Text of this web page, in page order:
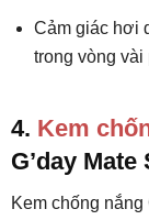
Cảm giác hơi
trong vòng
4. Kem
G’day
Kem chống nắng